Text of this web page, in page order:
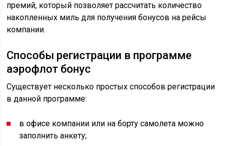
премий, который позволяет рассчитать количество
накопленных миль для получения бонусов на рейсы
компании.
Способы регистрации в программе
аэрофлот бонус
Существует несколько простых способов регистрации
в данной программе:
в офисе компании или на борту самолета можно
заполнить анкету;